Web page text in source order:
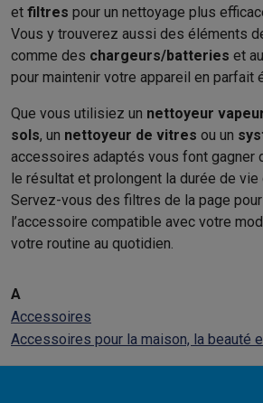
et filtres pour un nettoyage plus
Vous y trouverez aussi des éléments
comme des chargeurs/batteries et
pour maintenir votre appareil en parfait
Que vous utilisiez un nettoyeur
sols, un nettoyeur de vitres ou un
accessoires adaptés vous font gagner
le résultat et prolongent la durée de vie
Servez-vous des filtres de la page
l’accessoire compatible avec votre
votre routine au quotidien.
A
Accessoires
Accessoires pour la maison, la beauté